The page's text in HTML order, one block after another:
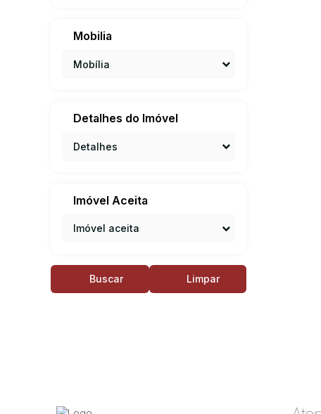
Mobilia
Mobília
Detalhes do Imóvel
Detalhes
Imóvel Aceita
Imóvel aceita
Buscar Limpar